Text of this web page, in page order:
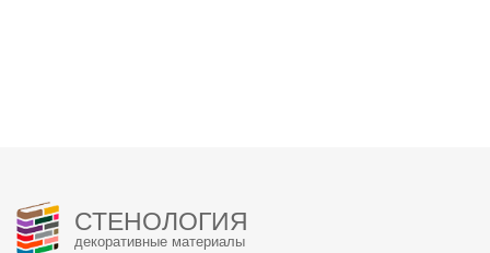
СТЕНОЛОГИЯ
декоративные материалы